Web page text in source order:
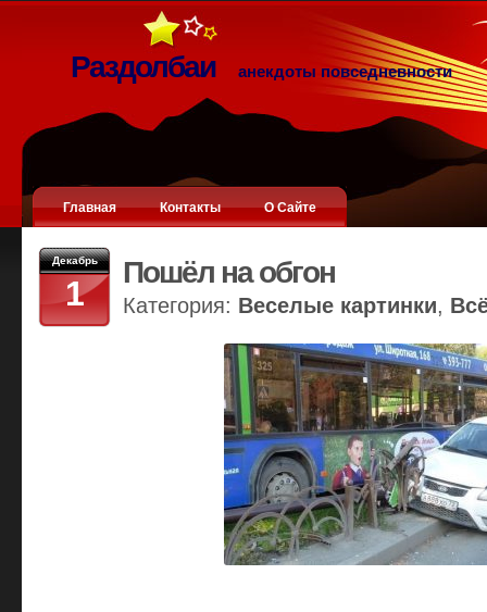
Раздолбаи анекдоты повседневности
Главная Контакты О Сайте
Декабрь
1
Пошёл на обгон
Категория: Веселые картинки,